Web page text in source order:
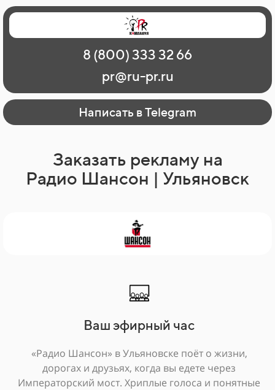
Главная
Наши работы
О рекламе
Регионы
Контакты
8 (800) 333 32 66
pr@ru-pr.ru
Написать в Telegram
Заказать рекламу на
Радио Шансон | Ульяновск
Ваш эфирный час
«Радио Шансон» в Ульяновске поёт о жизни,
дорогах и друзьях, когда вы едете через
Императорский мост. Хриплые голоса и понятные